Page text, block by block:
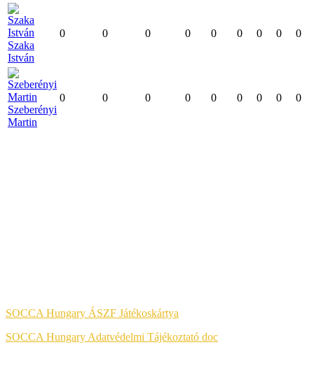
Szaka
István
0 0 0 0 0 0 0 0 0
Szeberényi
Martin
0 0 0 0 0 0 0 0 0
SOCCA Hungary ÁSZF Játékoskártya
SOCCA Hungary Adatvédelmi Tájékoztató doc